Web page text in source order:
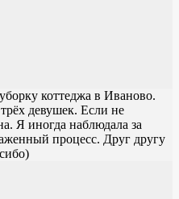
коттеджа в Иваново.
девушек. Если не
Я иногда наблюдала за
процесс. Друг другу